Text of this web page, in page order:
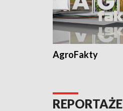
AgroFakty
REPORTAŻE